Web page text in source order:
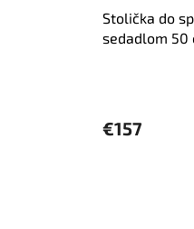
Stolička do
sedadlom 50
€157